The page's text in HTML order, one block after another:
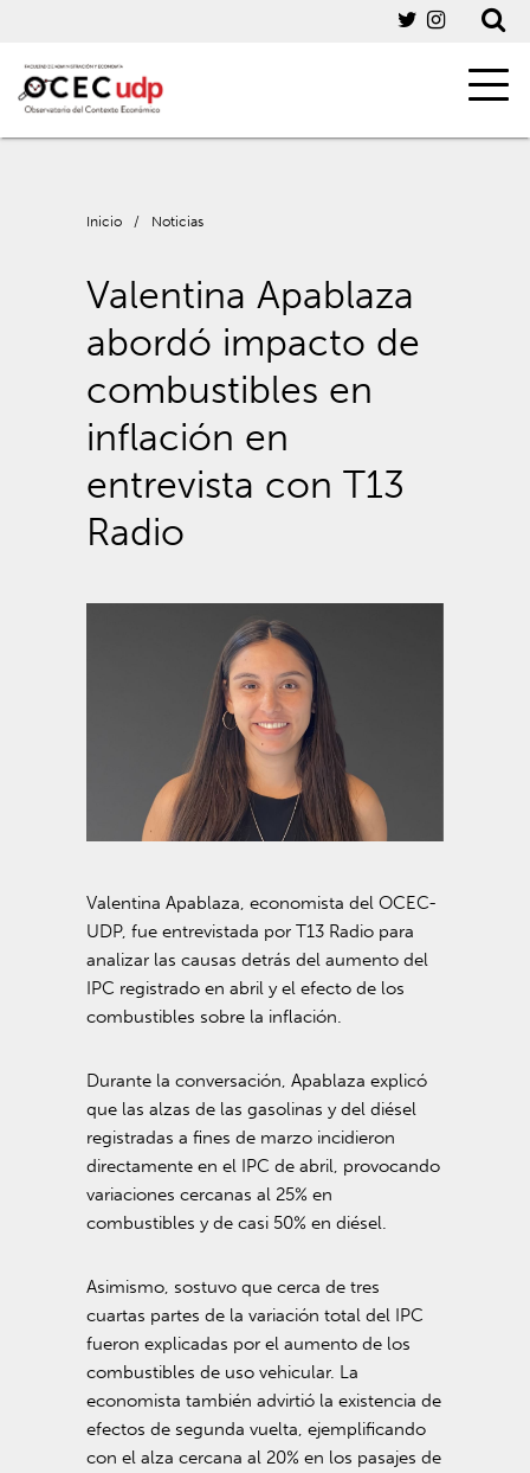
Inicio / Noticias
Valentina Apablaza
abordó impacto de
combustibles en
inflación en
entrevista con T13
Radio
Valentina Apablaza, economista del OCEC-
UDP, fue entrevistada porT13 Radio para
analizar las causas detrás del aumento del
IPC registrado en abril y el efecto de los
combustibles sobre la inflación.
Durante la conversación, Apablaza explicó
que las alzas de las gasolinas y del diésel
registradas a fines de marzo incidieron
directamente en el IPC de abril, provocando
variaciones cercanas al 25% en
combustibles y de casi 50% en diésel.
Asimismo, sostuvo que cerca de tres
cuartas partes de la variación total del IPC
fueron explicadas por el aumento de los
combustibles de uso vehicular. La
economista también advirtió la existencia de
efectos de segunda vuelta, ejemplificando
con el alza cercana al 20% en los pasajes de